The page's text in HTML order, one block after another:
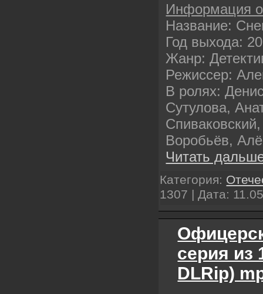
Информация
Название:
Год выхода:
Жанр:
Режиссер:
В ролях:
Сутулова,
Воробьёв,
Читать
Категория:
1307 | Дата:
серия из
DLRip)